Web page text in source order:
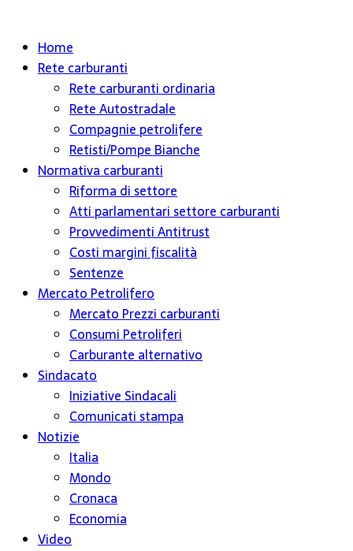
Home
Rete carburanti
Rete carburanti ordinaria
Rete Autostradale
Compagnie petrolifere
Retisti/Pompe Bianche
Normativa carburanti
Riforma di settore
Atti parlamentari settore carburanti
Provvedimenti Antitrust
Costi margini fiscalità
Sentenze
Mercato Petrolifero
Mercato Prezzi carburanti
Consumi Petroliferi
Carburante alternativo
Sindacato
Iniziative Sindacali
Comunicati stampa
Notizie
Italia
Mondo
Cronaca
Economia
Video